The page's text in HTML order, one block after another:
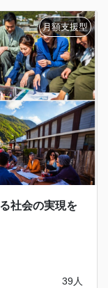
社会の実現を
39人